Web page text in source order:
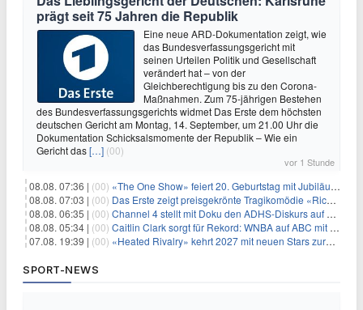
prägt seit 75 Jahren die Republik
Eine neue ARD-Dokumentation zeigt, wie
das Bundesverfassungsgericht mit
seinen Urteilen Politik und Gesellschaft
verändert hat – von der
Gleichberechtigung bis zu den Corona-
Maßnahmen. Zum 75-jährigen Bestehen
des Bundesverfassungsgerichts widmet Das Erste dem höchsten
deutschen Gericht am Montag, 14. September, um 21.00 Uhr die
Dokumentation Schicksalsmomente der Republik – Wie ein
Gericht das[…] (00)
vor 1 Stunde
08.08. 07:36 | (00) «The One Show» feiert 20. Geburtstag mit Jubiläumswoche
08.08. 07:03 | (00) Das Erste zeigt preisgekrönte Tragikomödie «Rickerl» als Free-TV-Premiere
08.08. 06:35 | (00) Channel 4 stellt mit Doku den ADHS-Diskurs auf den Prüfstand
08.08. 05:34 | (00) Caitlin Clark sorgt für Rekord: WNBA auf ABC mit 2,5 Millionen Zuschauern
07.08. 19:39 | (00) «Heated Rivalry» kehrt 2027 mit neuen Stars zurück
SPORT-NEWS